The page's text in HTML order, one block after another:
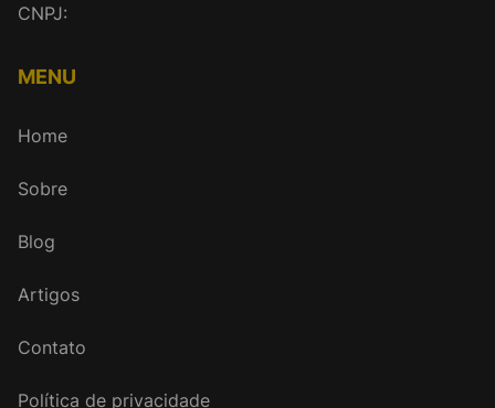
CNPJ:
MENU
Home
Sobre
Blog
Artigos
Contato
Política de privacidade